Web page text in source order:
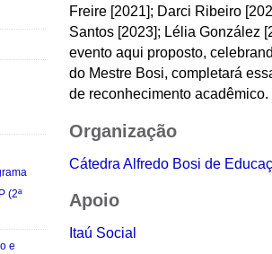
Freire [2021]; Darci Ribeiro
Santos [2023]; Lélia González
evento aqui proposto,
do Mestre Bosi, completará
de reconhecimento acadêmico.
Organização
Cátedra Alfredo Bosi de
Apoio
Itaú Social
(2ª
e